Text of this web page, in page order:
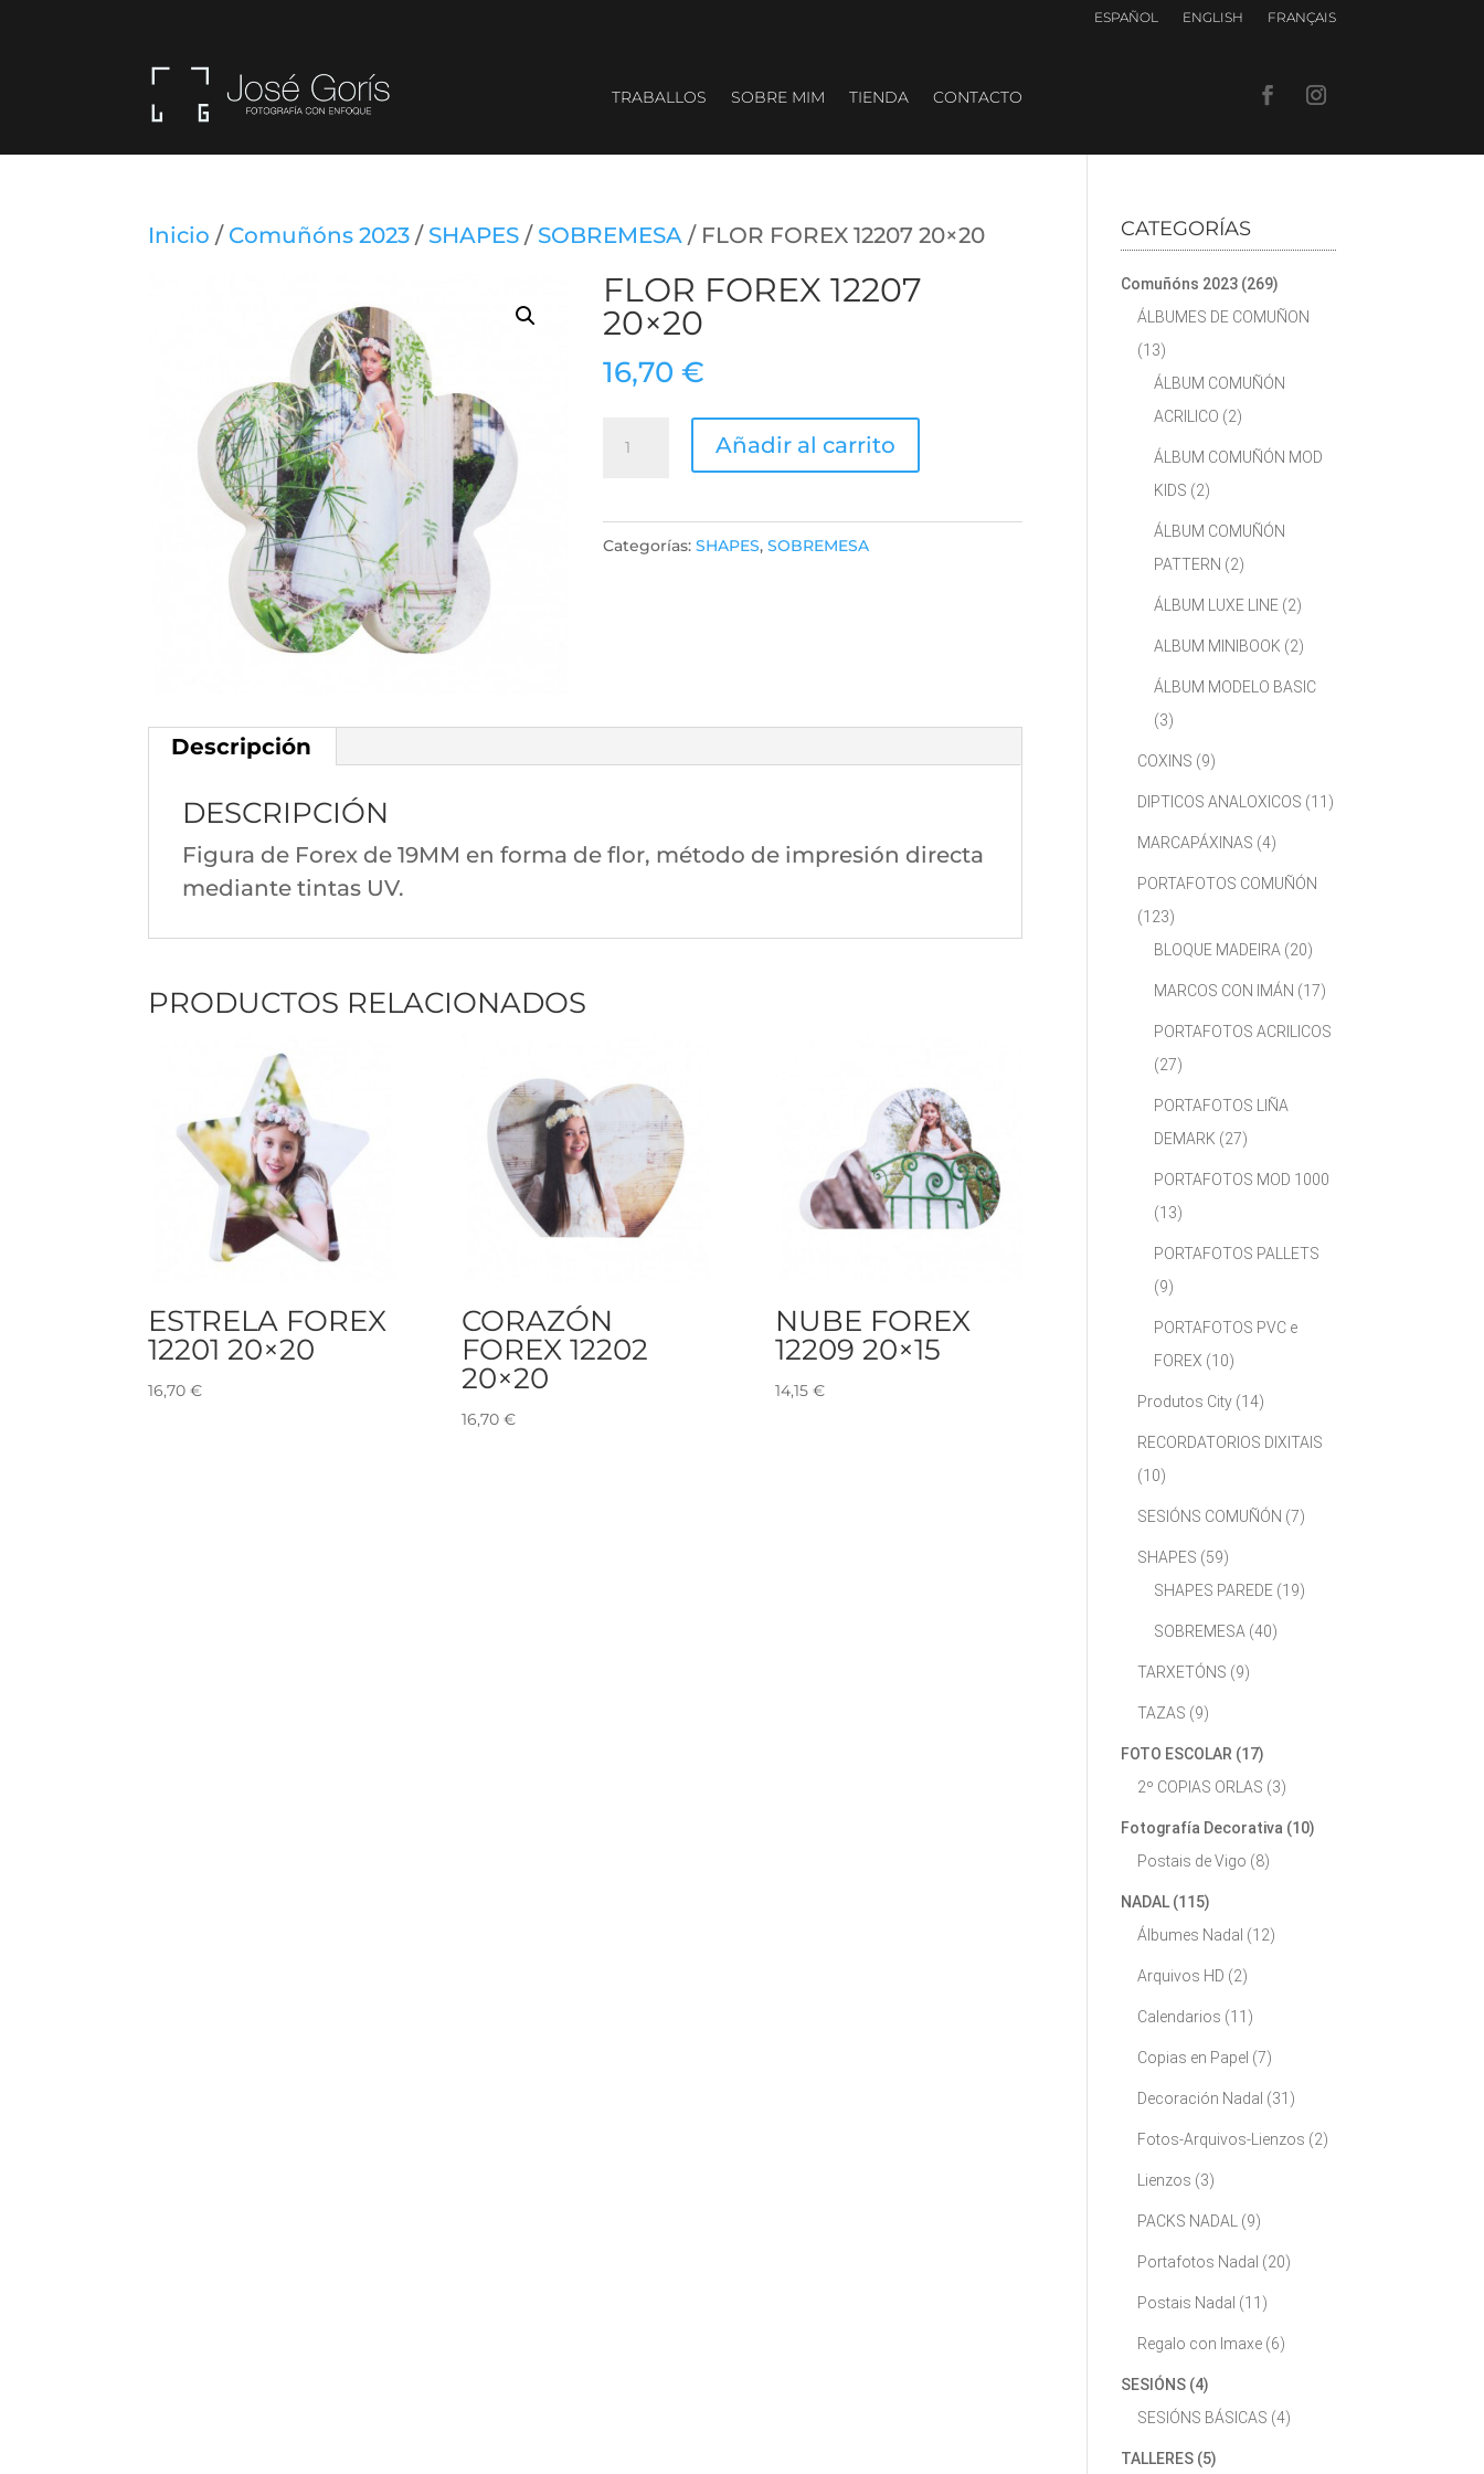
ESPAÑOL ENGLISH FRANÇAIS
TRABALLOS SOBRE MIM TIENDA CONTACTO
Inicio / Comuñóns 2023 / SHAPES / SOBREMESA / FLOR FOREX 12207 20×20
FLOR FOREX 12207
20×20
16,70€
Añadir al carrito
Categorías:SHAPES,SOBREMESA
Descripción
DESCRIPCIÓN
Figura de Forex de 19MM en forma de flor, método de impresión directa
mediante tintas UV.
PRODUCTOS RELACIONADOS
ESTRELA FOREX
12201 20×20
16,70€
CORAZÓN
FOREX 12202
20×20
16,70 €
NUBE FOREX
12209 20×15
14,15 €
CATEGORÍAS
Comuñóns 2023 (269)
ÁLBUMES DE COMUÑON
(13)
ÁLBUM COMUÑÓN
ACRILICO (2)
ÁLBUM COMUÑÓN MOD
KIDS (2)
ÁLBUM COMUÑÓN
PATTERN (2)
ÁLBUM LUXE LINE (2)
ALBUM MINIBOOK (2)
ÁLBUM MODELO BASIC
(3)
COXINS (9)
DIPTICOS ANALOXICOS (11)
MARCAPÁXINAS (4)
PORTAFOTOS COMUÑÓN
(123)
BLOQUE MADEIRA (20)
MARCOS CON IMÁN (17)
PORTAFOTOS ACRILICOS
(27)
PORTAFOTOS LIÑA
DEMARK (27)
PORTAFOTOS MOD 1000
(13)
PORTAFOTOS PALLETS
(9)
PORTAFOTOS PVC e
FOREX (10)
Produtos City (14)
RECORDATORIOS DIXITAIS
(10)
SESIÓNS COMUÑÓN (7)
SHAPES (59)
SHAPES PAREDE (19)
SOBREMESA (40)
TARXETÓNS (9)
TAZAS (9)
FOTO ESCOLAR (17)
2º COPIAS ORLAS (3)
Fotografía Decorativa (10)
Postais de Vigo (8)
NADAL (115)
Álbumes Nadal (12)
Arquivos HD (2)
Calendarios (11)
Copias en Papel (7)
Decoración Nadal (31)
Fotos-Arquivos-Lienzos (2)
Lienzos (3)
PACKS NADAL (9)
Portafotos Nadal (20)
Postais Nadal (11)
Regalo con Imaxe (6)
SESIÓNS (4)
SESIÓNS BÁSICAS (4)
TALLERES (5)